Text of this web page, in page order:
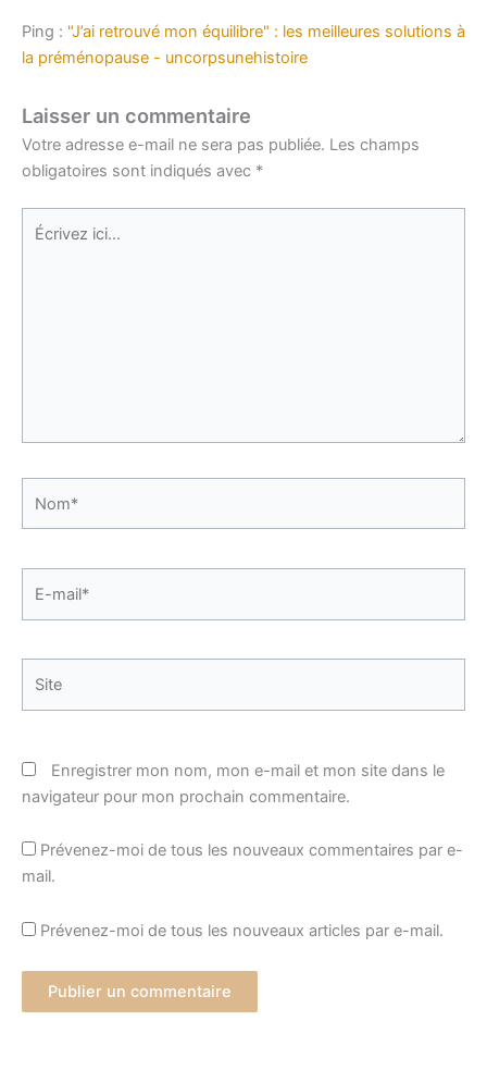
Ping : "J’ai retrouvé mon équilibre" : les meilleures solutions à
la préménopause - uncorpsunehistoire
Laisser un commentaire
Votre adresse e-mail ne sera pas publiée. Les champs
obligatoires sont indiqués avec *
Écrivez
ici…
mail*
Enregistrer mon nom, mon e-mail et mon site dans le
navigateur pour mon prochain commentaire.
Prévenez-moi de tous les nouveaux commentaires par e-
mail.
Prévenez-moi de tous les nouveaux articles par e-mail.